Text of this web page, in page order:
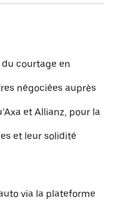
du courtage en
négociées auprès
et Allianz, pour la
et leur solidité
via la plateforme